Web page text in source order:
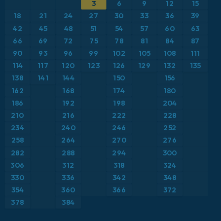
ICON Alemania 2 km
Caribe
Escandinavia
Estados Unidos
Europa
Francia
Grecia
Islandia
Anomalía de temperatura a 2 m
Anomalía de temperatura a 850 hPa
CAPE
Precipitación, nubes y presión
Profundidad de nieve
Punto de rocío a 2 m
Ráfagas de Viento Máximas
Ráfagas de viento
3 6 9 12
15
18
21 24 27 30 33 36 39
42 45 48 51 54 57 60
63
66
69 72 75 78 81 84 87
90 93 96 99 102 105 108 111
114 117 120 123 126 129 132 135
138 141 144 150
156
162
168 174
180
186
192 198
204
210
216 222 228
234 240 246 252
258 264 270
276
282
288 294
300
306
312 318
324
330
336 342 348
354 360 366 372
378 384